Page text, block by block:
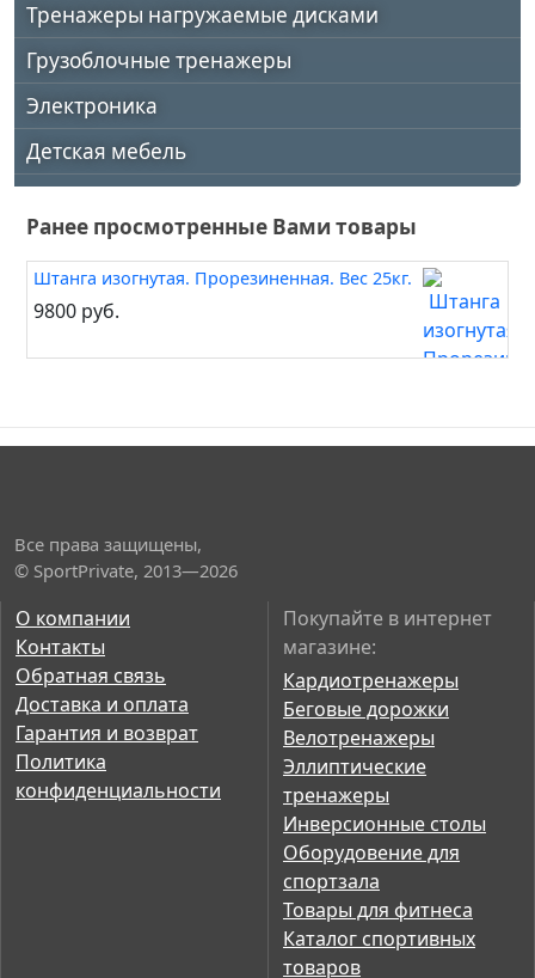
Тренажеры нагружаемые дисками
Грузоблочные тренажеры
Электроника
Детская мебель
Ранее просмотренные Вами товары
Штанга изогнутая. Прорезиненная. Вес 25кг.
9800 руб.
Все права защищены,
© SportPrivate, 2013—2026
О компании
Контакты
Обратная связь
Доставка и оплата
Гарантия и возврат
Политика
конфиденциальности
Покупайте в интернет
магазине:
Кардиотренажеры
Беговые дорожки
Велотренажеры
Эллиптические
тренажеры
Инверсионные столы
Оборудовение для
спортзала
Товары для фитнеса
Каталог спортивных
товаров